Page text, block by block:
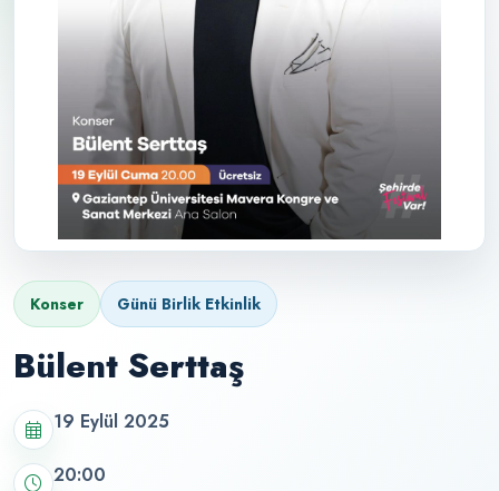
Konser Günü Birlik Etkinlik
Bülent Serttaş
19 Eylül 2025
20:00